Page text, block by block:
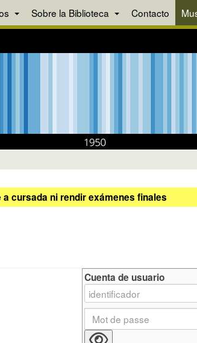
Sobre la Biblioteca Contacto
cursada ni rendir exámenes finales
Cuenta de usuario